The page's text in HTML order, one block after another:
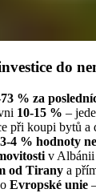
do
% za
10-15 % –
při koupi bytů a
3-4 % hodnoty
v Albánii
od Tirany a
Evropské unie